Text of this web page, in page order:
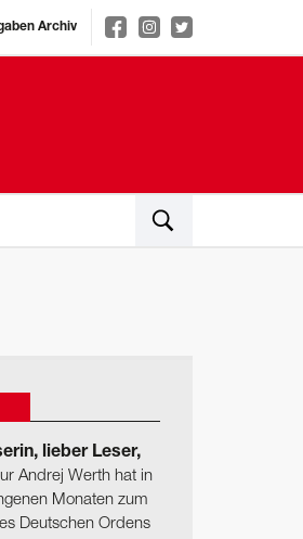
Archiv
lieber Leser,
Andrej Werth hat in
Monaten zum
Deutschen Ordens